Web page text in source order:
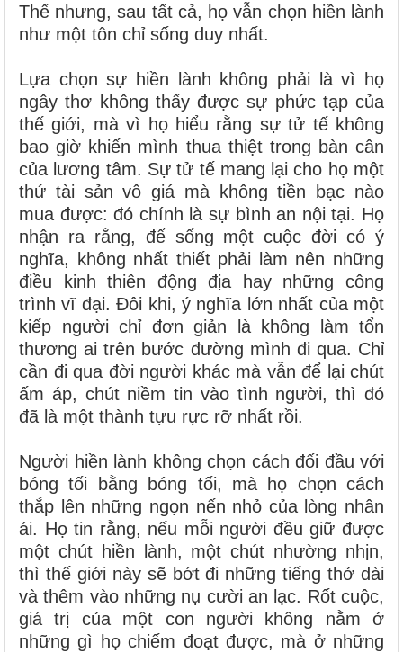
Thế nhưng, sau tất cả, họ vẫn chọn hiền lành
như một tôn chỉ sống duy nhất.
Lựa chọn sự hiền lành không phải là vì họ
ngây thơ không thấy được sự phức tạp của
thế giới, mà vì họ hiểu rằng sự tử tế không
bao giờ khiến mình thua thiệt trong bàn cân
của lương tâm. Sự tử tế mang lại cho họ một
thứ tài sản vô giá mà không tiền bạc nào
mua được: đó chính là sự bình an nội tại. Họ
nhận ra rằng, để sống một cuộc đời có ý
nghĩa, không nhất thiết phải làm nên những
điều kinh thiên động địa hay những công
trình vĩ đại. Đôi khi, ý nghĩa lớn nhất của một
kiếp người chỉ đơn giản là không làm tổn
thương ai trên bước đường mình đi qua. Chỉ
cần đi qua đời người khác mà vẫn để lại chút
ấm áp, chút niềm tin vào tình người, thì đó
đã là một thành tựu rực rỡ nhất rồi.
Người hiền lành không chọn cách đối đầu với
bóng tối bằng bóng tối, mà họ chọn cách
thắp lên những ngọn nến nhỏ của lòng nhân
ái. Họ tin rằng, nếu mỗi người đều giữ được
một chút hiền lành, một chút nhường nhịn,
thì thế giới này sẽ bớt đi những tiếng thở dài
và thêm vào những nụ cười an lạc. Rốt cuộc,
giá trị của một con người không nằm ở
những gì họ chiếm đoạt được, mà ở những